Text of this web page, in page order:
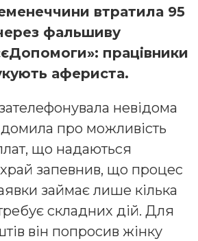
втратила 95
фальшиву
працівники
афериста.
невідома
про можливість
що надаються
запевнив, що процес
займає лише кілька
складних дій. Для
він попросив жінку